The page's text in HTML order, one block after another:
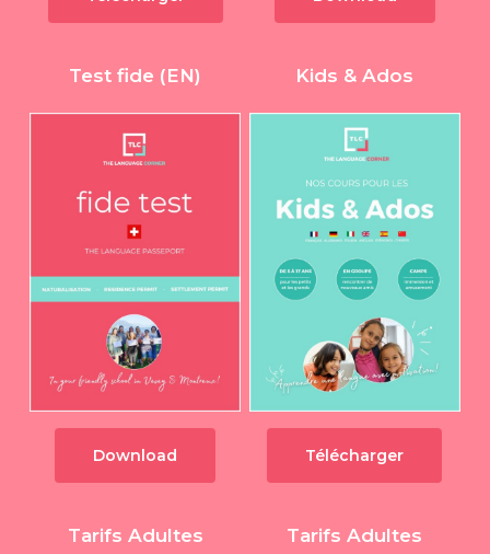
Test fide (EN)
Download
Kids & Ados
Télécharger
Tarifs Adultes Tarifs Adultes